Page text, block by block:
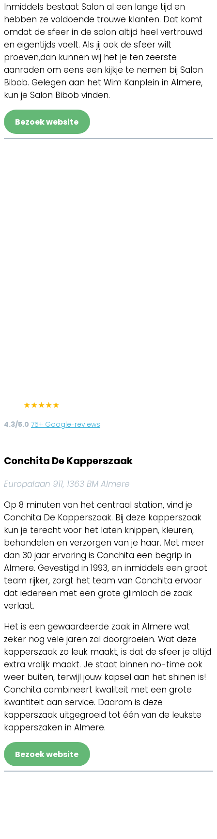
Inmiddels bestaat Salon al een lange tijd en
hebben ze voldoende trouwe klanten. Dat komt
omdat de sfeer in de salon altijd heel vertrouwd
en eigentijds voelt. Als jij ook de sfeer wilt
proeven,dan kunnen wij het je ten zeerste
aanraden om eens een kijkje te nemen bij Salon
Bibob. Gelegen aan het Wim Kanplein in Almere,
kun je Salon Bibob vinden.
Bezoek website
★★★★★
4.3/5.0 75+ Google-reviews
Conchita De Kapperszaak
Europalaan 911, 1363 BM Almere
Op 8 minuten van het centraal station, vind je
Conchita De Kapperszaak. Bij deze kapperszaak
kun je terecht voor het laten knippen, kleuren,
behandelen en verzorgen van je haar. Met meer
dan 30 jaar ervaring is Conchita een begrip in
Almere. Gevestigd in 1993, en inmiddels een groot
team rijker, zorgt het team van Conchita ervoor
dat iedereen met een grote glimlach de zaak
verlaat.
Het is een gewaardeerde zaak in Almere wat
zeker nog vele jaren zal doorgroeien. Wat deze
kapperszaak zo leuk maakt, is dat de sfeer je altijd
extra vrolijk maakt. Je staat binnen no-time ook
weer buiten, terwijl jouw kapsel aan het shinen is!
Conchita combineert kwaliteit met een grote
kwantiteit aan service. Daarom is deze
kapperszaak uitgegroeid tot één van de leukste
kapperszaken in Almere.
Bezoek website